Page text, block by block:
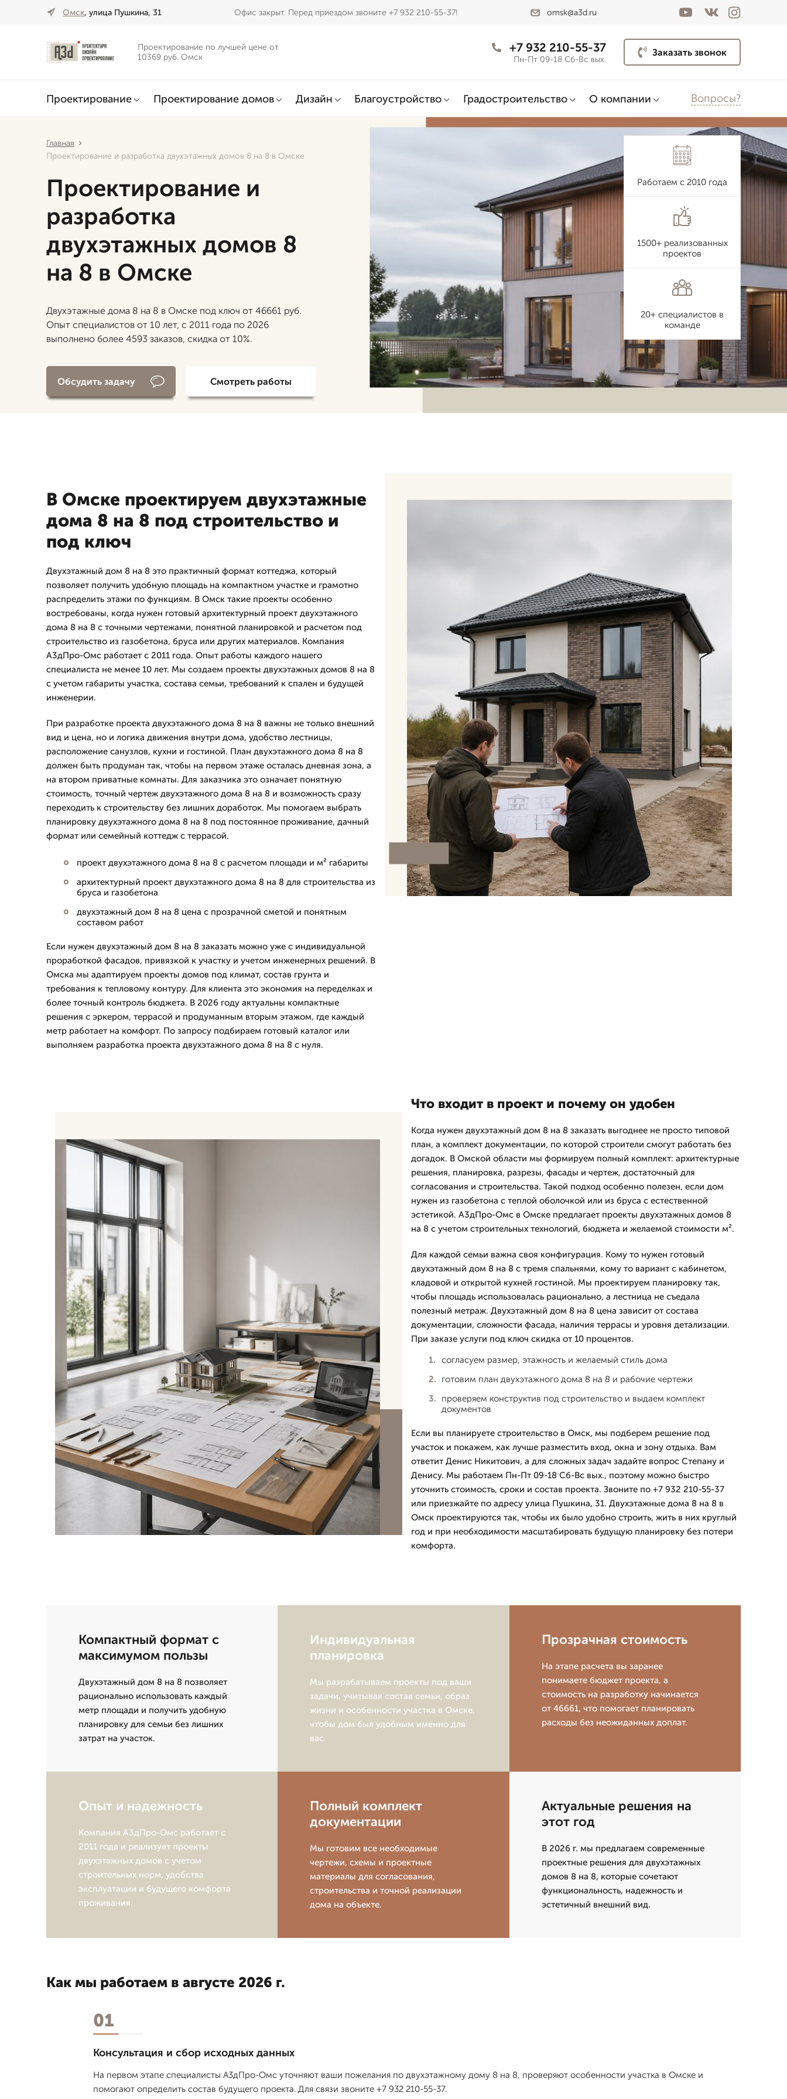
Омск, улица Пушкина, 31 Офис закрыт. Перед приездом звоните +7 932 210-55-37! omsk@a3d.ru
Проектирование по лучшей цене от
10369 руб. Омск
+7 932 210-55-37
Пн-Пт 09-18 Сб-Вс вых.
Заказать звонок
Проектирование Проектирование домов Дизайн Благоустройство Градостроительство О компании Вопросы?
Главная
Проектирование и разработка двухэтажных домов 8 на 8 в Омске
Проектирование и
разработка
двухэтажных домов 8
на 8 в Омске
Двухэтажные дома 8 на 8 в Омске под ключ от 46661 руб.
Опыт специалистов от 10 лет, с 2011 года по 2026
выполнено более 4593 заказов, скидка от 10%.
Обсудить задачу Смотреть работы
Работаем с 2010 года
1500+ реализованных
проектов
20+ специалистов в
команде
В Омске проектируем двухэтажные
дома 8 на 8 под строительство и
под ключ
Двухэтажный дом 8 на 8 это практичный формат коттеджа, который
позволяет получить удобную площадь на компактном участке и грамотно
распределить этажи по функциям. В Омск такие проекты особенно
востребованы, когда нужен готовый архитектурный проект двухэтажного
дома 8 на 8 с точными чертежами, понятной планировкой и расчетом под
строительство из газобетона, бруса или других материалов. Компания
А3дПро-Омс работает с 2011 года. Опыт работы каждого нашего
специалиста не менее 10 лет. Мы создаем проекты двухэтажных домов 8 на 8
с учетом габариты участка, состава семьи, требований к спален и будущей
инженерии.
При разработке проекта двухэтажного дома 8 на 8 важны не только внешний
вид и цена, но и логика движения внутри дома, удобство лестницы,
расположение санузлов, кухни и гостиной. План двухэтажного дома 8 на 8
должен быть продуман так, чтобы на первом этаже осталась дневная зона, а
на втором приватные комнаты. Для заказчика это означает понятную
стоимость, точный чертеж двухэтажного дома 8 на 8 и возможность сразу
переходить к строительству без лишних доработок. Мы помогаем выбрать
планировку двухэтажного дома 8 на 8 под постоянное проживание, дачный
формат или семейный коттедж с террасой.
проект двухэтажного дома 8 на 8 с расчетом площади и м² габариты
архитектурный проект двухэтажного дома 8 на 8 для строительства из
бруса и газобетона
двухэтажный дом 8 на 8 цена с прозрачной сметой и понятным
составом работ
Если нужен двухэтажный дом 8 на 8 заказать можно уже с индивидуальной
проработкой фасадов, привязкой к участку и учетом инженерных решений. В
Омска мы адаптируем проекты домов под климат, состав грунта и
требования к тепловому контуру. Для клиента это экономия на переделках и
более точный контроль бюджета. В 2026 году актуальны компактные
решения с эркером, террасой и продуманным вторым этажом, где каждый
метр работает на комфорт. По запросу подбираем готовый каталог или
выполняем разработка проекта двухэтажного дома 8 на 8 с нуля.
Что входит в проект и почему он удобен
Когда нужен двухэтажный дом 8 на 8 заказать выгоднее не просто типовой
план, а комплект документации, по которой строители смогут работать без
догадок. В Омской области мы формируем полный комплект: архитектурные
решения, планировка, разрезы, фасады и чертеж, достаточный для
согласования и строительства. Такой подход особенно полезен, если дом
нужен из газобетона с теплой оболочкой или из бруса с естественной
эстетикой. А3дПро-Омс в Омске предлагает проекты двухэтажных домов 8
на 8 с учетом строительных технологий, бюджета и желаемой стоимости м².
Для каждой семьи важна своя конфигурация. Кому то нужен готовый
двухэтажный дом 8 на 8 с тремя спальнями, кому то вариант с кабинетом,
кладовой и открытой кухней гостиной. Мы проектируем планировку так,
чтобы площадь использовалась рационально, а лестница не съедала
полезный метраж. Двухэтажный дом 8 на 8 цена зависит от состава
документации, сложности фасада, наличия террасы и уровня детализации.
При заказе услуги под ключ скидка от 10 процентов.
согласуем размер, этажность и желаемый стиль дома
готовим план двухэтажного дома 8 на 8 и рабочие чертежи
проверяем конструктив под строительство и выдаем комплект
документов
Если вы планируете строительство в Омск, мы подберем решение под
участок и покажем, как лучше разместить вход, окна и зону отдыха. Вам
ответит Денис Никитович, а для сложных задач задайте вопрос Степану и
Денису. Мы работаем Пн-Пт 09-18 Сб-Вс вых., поэтому можно быстро
уточнить стоимость, сроки и состав проекта. Звоните по +7 932 210-55-37
или приезжайте по адресу улица Пушкина, 31. Двухэтажные дома 8 на 8 в
Омск проектируются так, чтобы их было удобно строить, жить в них круглый
год и при необходимости масштабировать будущую планировку без потери
комфорта.
Компактный формат с
максимумом пользы
Двухэтажный дом 8 на 8 позволяет
рационально использовать каждый
метр площади и получить удобную
планировку для семьи без лишних
затрат на участок.
Индивидуальная
планировка
Мы разрабатываем проекты под ваши
задачи, учитывая состав семьи, образ
жизни и особенности участка в Омске,
чтобы дом был удобным именно для
вас.
Прозрачная стоимость
На этапе расчета вы заранее
понимаете бюджет проекта, а
стоимость на разработку начинается
от 46661, что помогает планировать
расходы без неожиданных доплат.
Опыт и надежность
Компания А3дПро-Омс работает с
2011 года и реализует проекты
двухэтажных домов с учетом
строительных норм, удобства
эксплуатации и будущего комфорта
проживания.
Полный комплект
документации
Мы готовим все необходимые
чертежи, схемы и проектные
материалы для согласования,
строительства и точной реализации
дома на объекте.
Актуальные решения на
этот год
В 2026 г. мы предлагаем современные
проектные решения для двухэтажных
домов 8 на 8, которые сочетают
функциональность, надежность и
эстетичный внешний вид.
Как мы работаем в августе 2026 г.
01
Консультация и сбор исходных данных
На первом этапе специалисты А3дПро-Омс уточняют ваши пожелания по двухэтажному дому 8 на 8, проверяют особенности участка в Омске и
помогают определить состав будущего проекта. Для связи звоните +7 932 210-55-37.